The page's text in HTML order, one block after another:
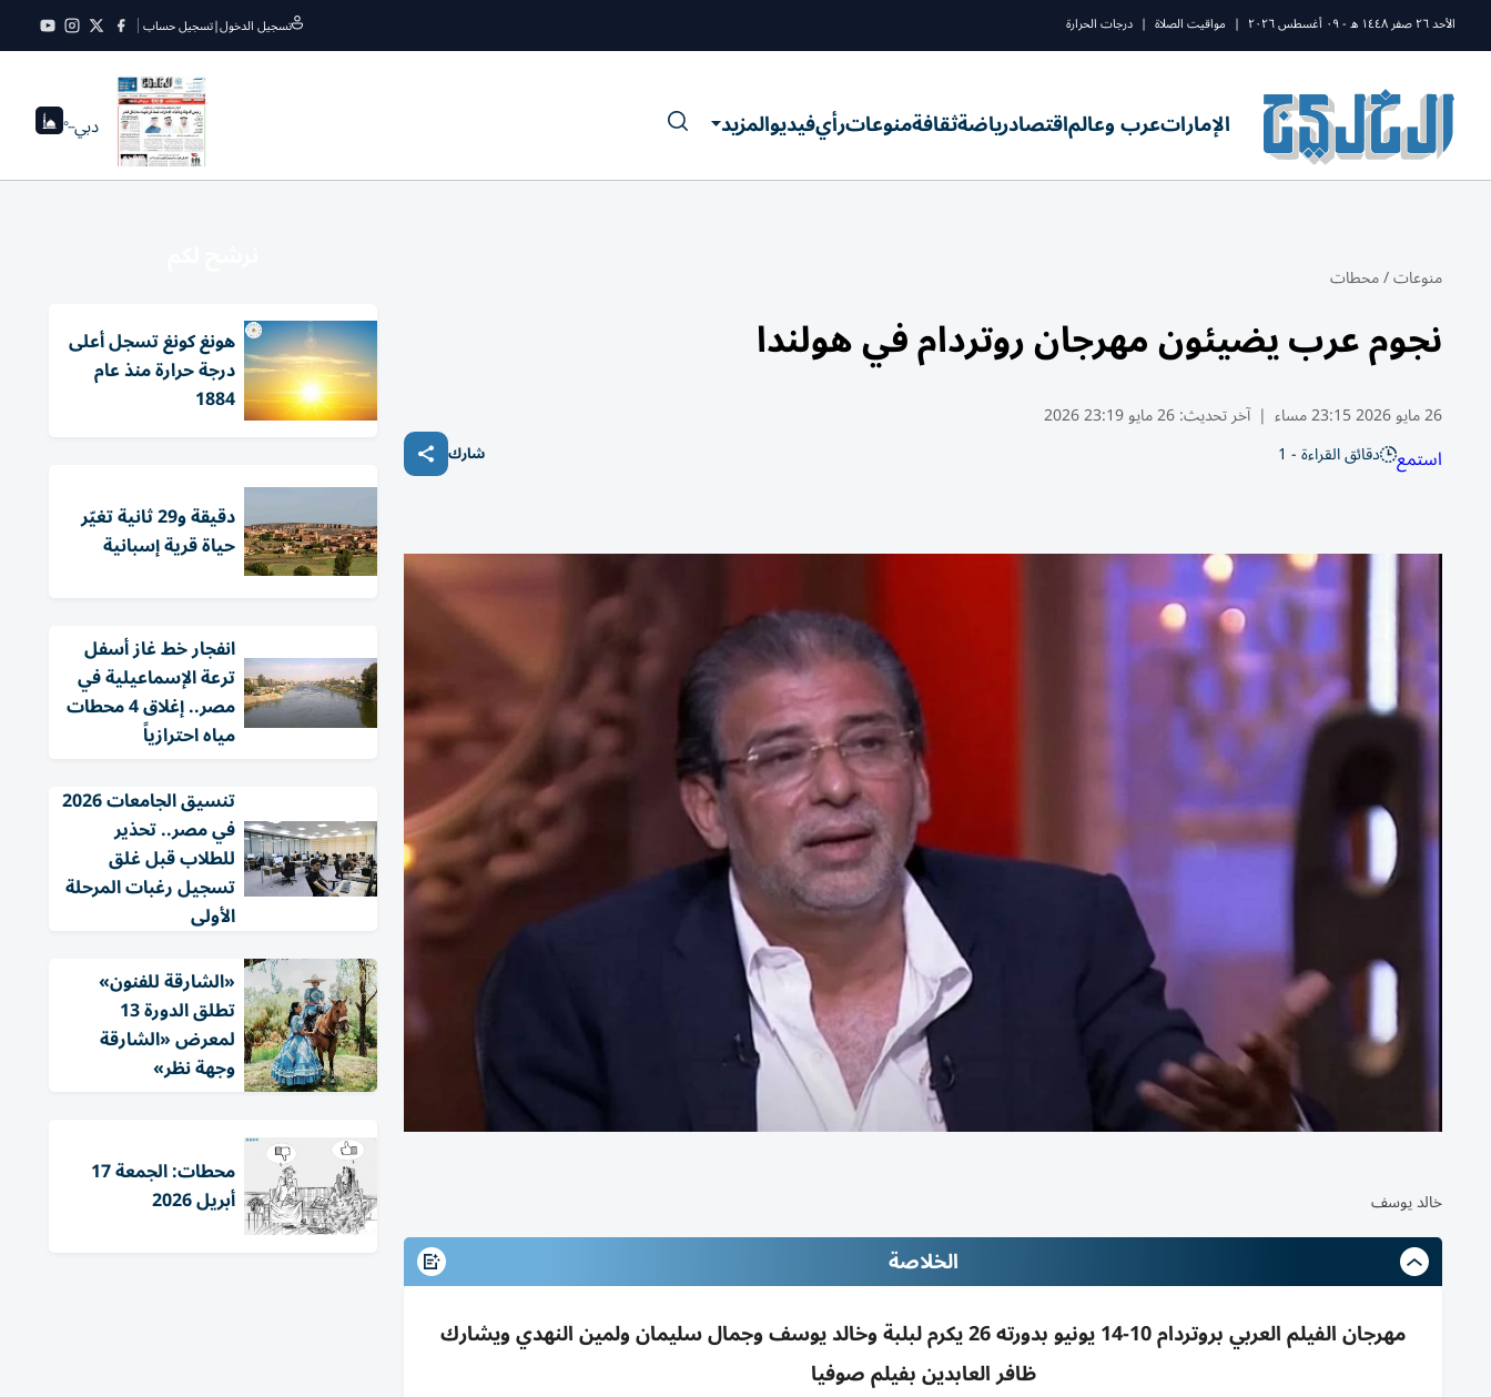
الأحد ٢٦ صفر ١٤٤٨ ه - ٠٩ أغسطس ٢٠٢٦ | مواقيت الصلاة | درجات الحرارة تسجيل الدخول|تسجيل حساب
الإماراتعرب وعالماقتصادرياضةثقافةمنوعاترأيفيديوالمزيد دبي--°
منوعات/محطات
نجوم عرب يضيئون مهرجان روتردام في هولندا
26 مايو 2026 23:15 مساء | آخر تحديث:26 مايو 23:19 2026
استمع دقائق القراءة - 1 شارك
خالد يوسف
الخلاصة
مهرجان الفيلم العربي بروتردام 10-14 يونيو بدورته 26 يكرم لبلبة وخالد يوسف وجمال سليمان ولمين النهدي ويشارك
ظافر العابدين بفيلم صوفيا
هونغ كونغ تسجل أعلى
درجة حرارة منذ عام
1884
دقيقة و29 ثانية تغيّر
حياة قرية إسبانية
انفجار خط غاز أسفل
ترعة الإسماعيلية في
مصر.. إغلاق 4 محطات
مياه احترازياً
تنسيق الجامعات 2026
في مصر.. تحذير
للطلاب قبل غلق
تسجيل رغبات المرحلة
الأولى
«الشارقة للفنون»
تطلق الدورة 13
لمعرض «الشارقة
وجهة نظر»
محطات: الجمعة 17
أبريل 2026